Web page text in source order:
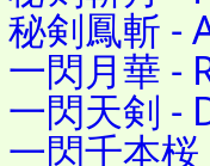
秘剣鳳斬 -
一閃月華 -
一閃天剣 -
一閃千本